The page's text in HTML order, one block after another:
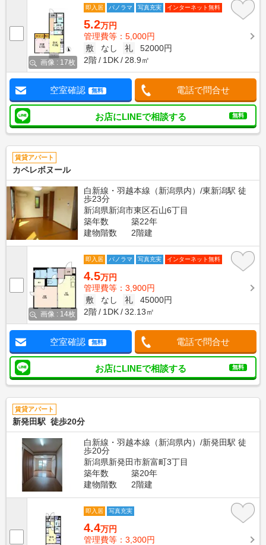
画像 : 17枚
即入居 パノラマ 写真充実 インターネット無料
5.2万円
管理費等：5,000円
敷
なし 礼
52000円
2階
1DK 28.9㎡
空室確認 無料 電話で問合せ
お店にLINEで相談する 無料
賃貸アパート
カペレボヌール
白新線・羽越本線（新潟県内）/東新潟駅 徒
歩23分
新潟県新潟市東区石山6丁目
築年数
築22年
建物階数
2階建
画像 : 14枚
即入居 パノラマ 写真充実 インターネット無料
4.5万円
管理費等：3,900円
敷
なし 礼
45000円
2階
1DK 32.13㎡
空室確認 無料 電話で問合せ
お店にLINEで相談する 無料
賃貸アパート
新発田駅 徒歩20分
白新線・羽越本線（新潟県内）/新発田駅 徒
歩20分
新潟県新発田市新富町3丁目
築年数
築20年
建物階数
2階建
即入居 写真充実
4.4万円
管理費等：3,300円